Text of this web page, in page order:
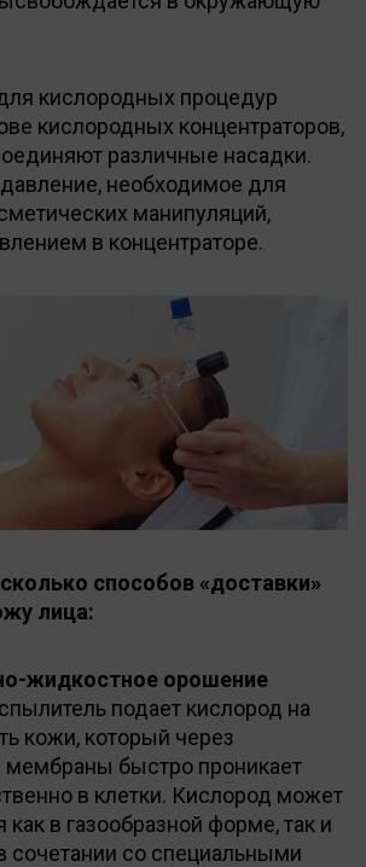
кислородных процедур
кислородных концентраторов,
различные насадки.
необходимое для
манипуляций,
в концентраторе.
способов «доставки»
лица:
жидкостное орошение
подает кислород на
кожи, который через
мембраны быстро проникает
в клетки. Кислород может
как в газообразной форме, так и
сочетании со специальными